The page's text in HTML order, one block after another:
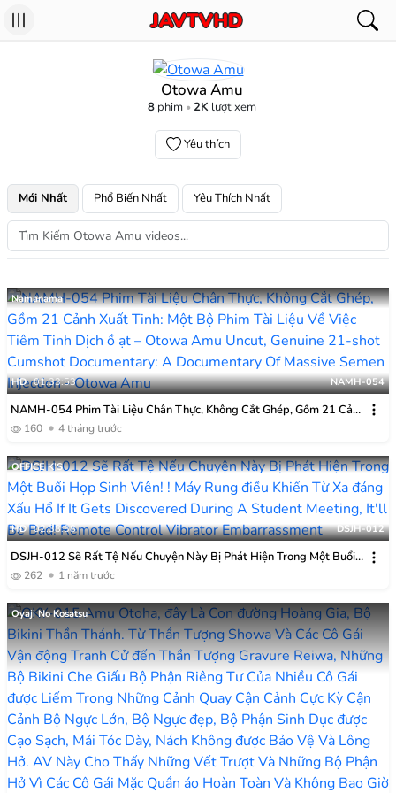
Otowa Amu
8phim 2K lượt xem
Yêu thích
Mới Nhất Phổ Biến Nhất Yêu Thích Nhất
Namanama
HD 01:33:53 NAMH-054
NAMH-054 Phim Tài Liệu Chân Thực, Không Cắt Ghép, Gồm 21 Cảnh
Xuất Tinh: Một Bộ Phim Tài Liệu Về Việc Tiêm Tinh Dịch ồ ạt – Otowa
160 4 tháng trước
OFFICE K’S
HD 02:38:38 DSJH-012
DSJH-012 Sẽ Rất Tệ Nếu Chuyện Này Bị Phát Hiện Trong Một Buổi
Họp Sinh Viên! ! Máy Rung điều Khiển Từ Xa đáng Xấu Hổ
262 1 năm trước
Oyaji No Kosatsu